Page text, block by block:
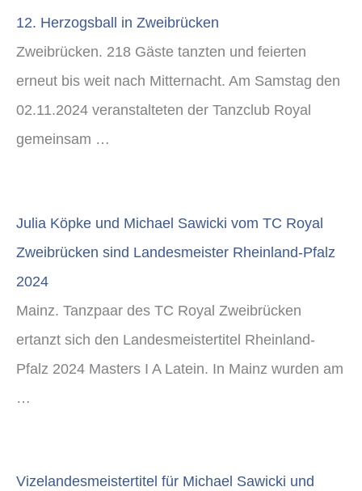
12. Herzogsball in Zweibrücken
Zweibrücken. 218 Gäste tanzten und feierten
erneut bis weit nach Mitternacht. Am Samstag den
02.11.2024 veranstalteten der Tanzclub Royal
gemeinsam …
Julia Köpke und Michael Sawicki vom TC Royal
Zweibrücken sind Landesmeister Rheinland-Pfalz
2024
Mainz. Tanzpaar des TC Royal Zweibrücken
ertanzt sich den Landesmeistertitel Rheinland-
Pfalz 2024 Masters I A Latein. In Mainz wurden am
…
Vizelandesmeistertitel für Michael Sawicki und